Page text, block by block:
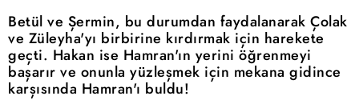
Betül ve Şermin, bu durumdan faydalanarak Çolak
ve Züleyha'yı birbirine kırdırmak için harekete
geçti. Hakan ise Hamran'ın yerini öğrenmeyi
başarır ve onunla yüzleşmek için mekana gidince
karşısında Hamran'ı buldu!